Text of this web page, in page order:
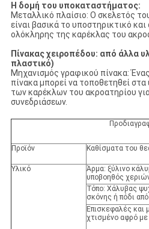
Η δομή του υποκαταστήματος:
Μεταλλικό πλαίσιο: Ο σκελετός
είναι βασικά το υποστηρικτικό
ολόκληρης της καρέκλας του
Πίνακας χειροπέδου: από άλλα
πλαστικό)
Μηχανισμός γραφικού πίνακα:
πίνακα μπορεί να τοποθετηθεί
των καρέκλων του ακροατηρίου
συνεδριάσεων.
Προϊόν Καθίσματα του
Υλικό
Άρμα: ξύλινο
υποβοηθός
Τόπο: Χάλυβας
σκόνης ή πόδι
Επισκεφαλές και
χτισμένο αφρό